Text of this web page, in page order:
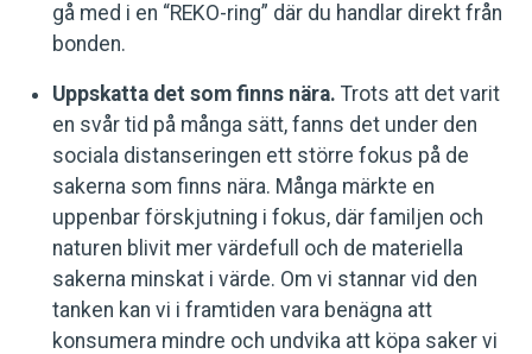
gå med i en “REKO-ring” där du handlar direkt från
bonden.
Uppskatta det som finns nära. Trots att det varit
en svår tid på många sätt, fanns det under den
sociala distanseringen ett större fokus på de
sakerna som finns nära. Många märkte en
uppenbar förskjutning i fokus, där familjen och
naturen blivit mer värdefull och de materiella
sakerna minskat i värde. Om vi stannar vid den
tanken kan vi i framtiden vara benägna att
konsumera mindre och undvika att köpa saker vi